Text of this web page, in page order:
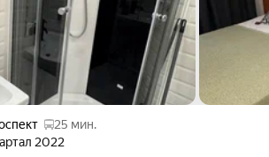
25 мин.
2022